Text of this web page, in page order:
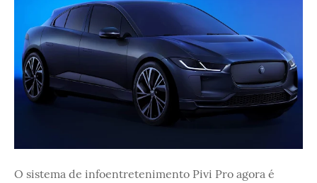
O sistema de infoentretenimento Pivi Pro agora é